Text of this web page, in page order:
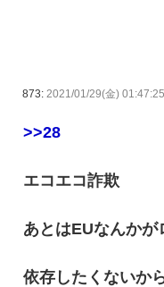
873: 2021/01/29(金)
>>28
エコエコ詐欺
あとはEUなんかが
依存したくないか